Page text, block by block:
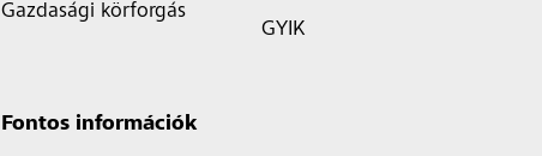
Gazdasági körforgás
GYIK
Fontos információk